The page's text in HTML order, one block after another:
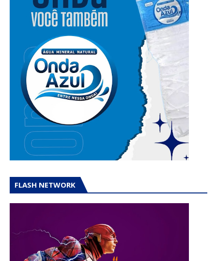
FLASH NETWORK